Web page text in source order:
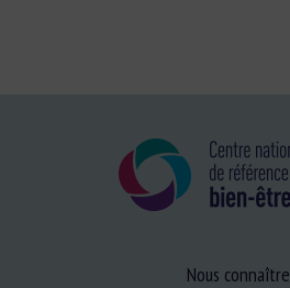
Nous connaître